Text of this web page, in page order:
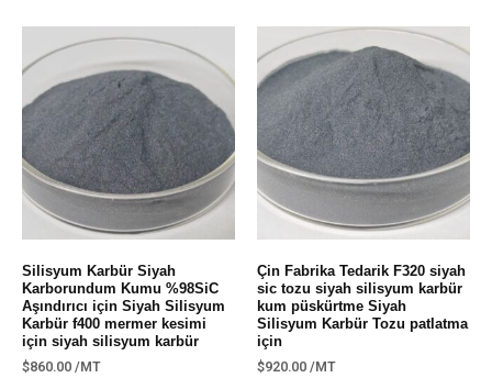
Silisyum Karbür Siyah
Karborundum Kumu %98SiC
Aşındırıcı için Siyah Silisyum
Karbür f400 mermer kesimi
için siyah silisyum karbür
$860.00 /MT
Çin Fabrika Tedarik F320 siyah
sic tozu siyah silisyum karbür
kum püskürtme Siyah
Silisyum Karbür Tozu patlatma
için
$920.00 /MT